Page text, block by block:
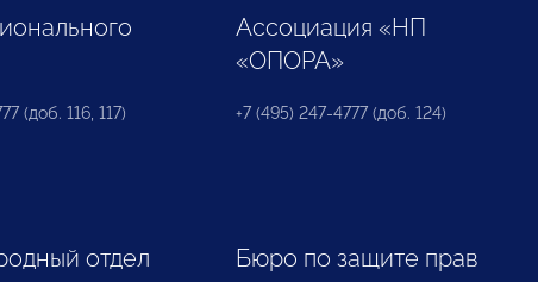
(доб. 116, 117)
Ассоциация «НП
«ОПОРА»
+7 (495) 247-4777 (доб. 124)
отдел
Бюро по защите прав